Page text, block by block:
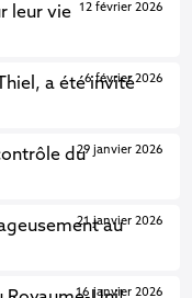
leur vie
12 février 2026
a été invité
6 février 2026
du29 janvier 2026
au
21 janvier 2026
16 janvier 2026